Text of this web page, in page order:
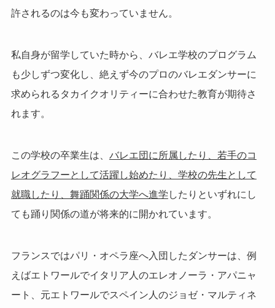
許されるのは今も変わっていません。
私自身が留学していた時から、バレエ学校のプログラム
も少しずつ変化し、絶えず今のプロのバレエダンサーに
求められるタカイクオリティーに合わせた教育が期待さ
れます。
この学校の卒業生は、 バレエ団に所属したり、若手のコ
レオグラフーとして活躍し始めたり、学校の先生として
就職したり、舞踊関係の大学へ進学 したりといずれにし
ても踊り関係の道が将来的に開かれています。
フランスではパリ・オペラ座へ入団したダンサーは、例
えばエトワールでイタリア人のエレオノーラ・アパニャ
ート、元エトワールでスペイン人のジョゼ・マルティネ